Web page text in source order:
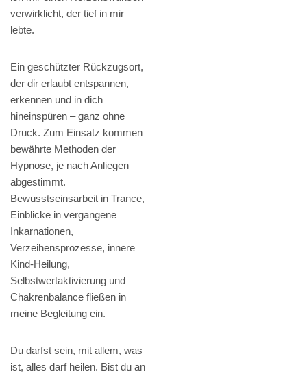
verwirklicht, der tief in mir
lebte.
Ein geschützter Rückzugsort,
der dir erlaubt entspannen,
erkennen und in dich
hineinspüren – ganz ohne
Druck. Zum Einsatz kommen
bewährte Methoden der
Hypnose, je nach Anliegen
abgestimmt.
Bewusstseinsarbeit in Trance,
Einblicke in vergangene
Inkarnationen,
Verzeihensprozesse, innere
Kind-Heilung,
Selbstwertaktivierung und
Chakrenbalance fließen in
meine Begleitung ein.
Du darfst sein, mit allem, was
ist, alles darf heilen. Bist du an